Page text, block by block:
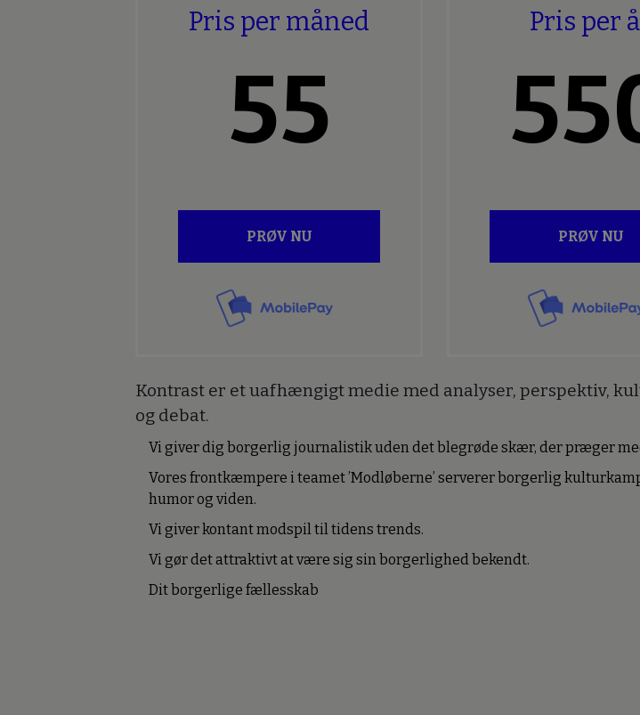
Pris per måned
55
PRØV NU
Pris per
PRØV NU
Kontrast er et uafhængigt medie med analyser, perspektiv,
og debat.
Vi giver dig borgerlig journalistik uden det blegrøde skær, der præger
Vores frontkæmpere i teamet ’Modløberne’ serverer borgerlig
humor og viden.
Vi giver kontant modspil til tidens trends.
Vi gør det attraktivt at være sig sin borgerlighed bekendt.
Dit borgerlige fællesskab